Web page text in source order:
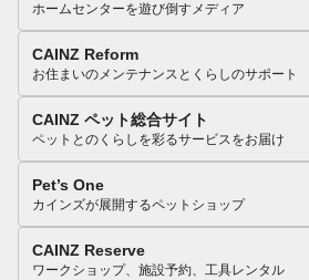
ホームセンターを遊び倒すメディア
CAINZ Reform
お住まいのメンテナンスとくらしのサポート
CAINZ ペット総合サイト
ペットとのくらしを彩るサービスをお届け
Pet’s One
カインズが展開するペットショップ
CAINZ Reserve
ワークショップ、施設予約、工具レンタル